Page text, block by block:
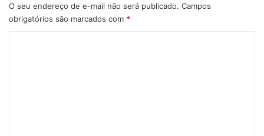
Subida (fase concêntrica)
Empurre o chão com os calcanhares
O seu endereço de e-mail não será publicado. Campos
obrigatórios são marcados com *